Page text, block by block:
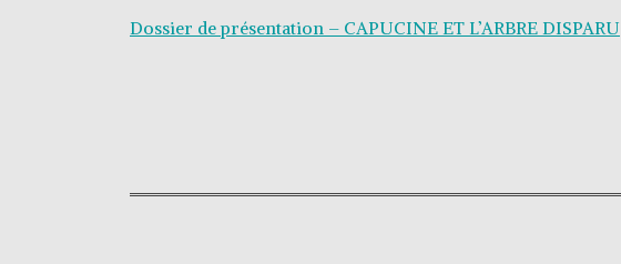
Dossier de présentation – CAPUCINE ET L’ARBRE DISPARU